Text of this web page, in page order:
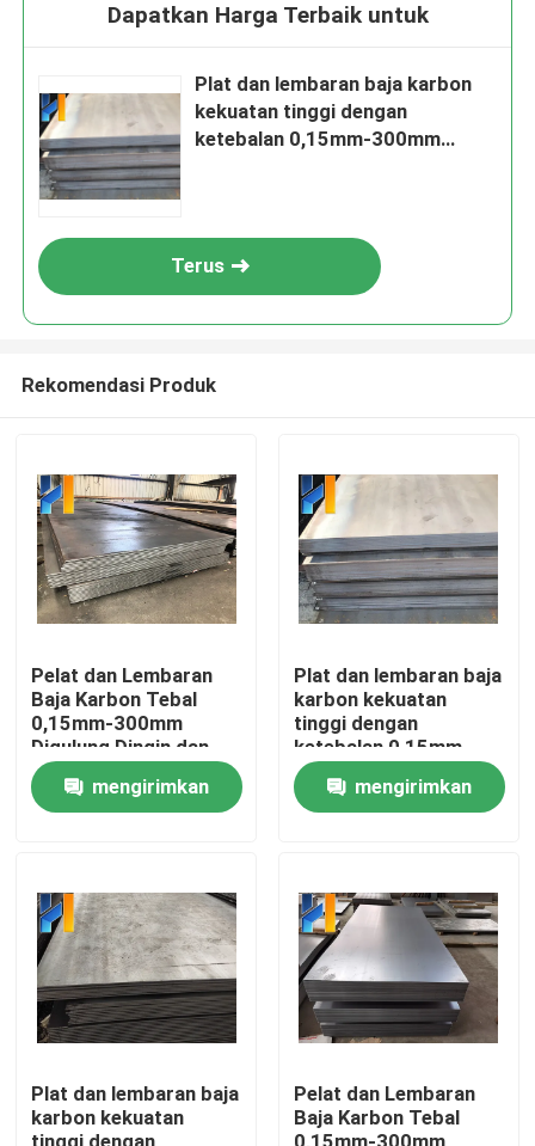
Rumah
Tentang Kami
Dapatkan Harga Terbaik untuk
Plat dan lembaran baja karbon
kekuatan tinggi dengan
ketebalan 0,15mm-300mm
Terus
Rekomendasi Produk
Pelat dan Lembaran
Baja Karbon Tebal
0,15mm-300mm
Digulung Dingin dan
Digulung Panas
dengan Standar JIS
ASTM GB DIN EN
mengirimkan
Plat dan lembaran baja
karbon kekuatan
tinggi dengan
ketebalan 0,15mm-
300mm Tersedia
dalam pilihan digulung
dingin dan digulung
mengirimkan
Plat dan lembaran baja
karbon kekuatan
Pelat dan Lembaran
Baja Karbon Tebal